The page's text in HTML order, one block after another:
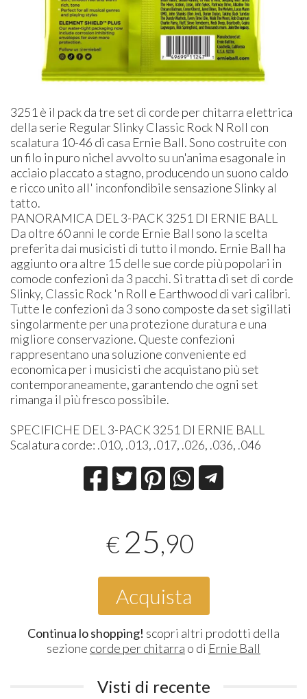
3251 è il pack da tre set di corde per chitarra elettrica
della serie Regular Slinky Classic Rock N Roll con
scalatura 10-46 di casa Ernie Ball. Sono costruite con
un filo in puro nichel avvolto su un'anima esagonale in
acciaio placcato a stagno, producendo un suono caldo
e ricco unito all' inconfondibile sensazione Slinky al
tatto.
PANORAMICA DEL 3-PACK 3251 DI ERNIE BALL
Da oltre 60 anni le corde Ernie Ball sono la scelta
preferita dai musicisti di tutto il mondo. Ernie Ball ha
aggiunto ora altre 15 delle sue corde più popolari in
comode confezioni da 3 pacchi. Si tratta di set di corde
Slinky, Classic Rock 'n Roll e Earthwood di vari calibri.
Tutte le confezioni da 3 sono composte da set sigillati
singolarmente per una protezione duratura e una
migliore conservazione. Queste confezioni
rappresentano una soluzione conveniente ed
economica per i musicisti che acquistano più set
contemporaneamente, garantendo che ogni set
rimanga il più fresco possibile.
SPECIFICHE DEL 3-PACK 3251 DI ERNIE BALL
Scalatura corde: .010, .013, .017, .026, .036, .046
€ 25,90
Acquista
Continua lo shopping! scopri altri prodotti della
sezione corde per chitarra o di Ernie Ball
Visti di recente